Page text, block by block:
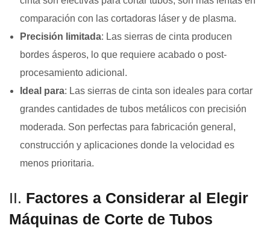
comparación con las cortadoras láser y de plasma.
Precisión limitada: Las sierras de cinta producen
bordes ásperos, lo que requiere acabado o post-
procesamiento adicional.
Ideal para: Las sierras de cinta son ideales para cortar
grandes cantidades de tubos metálicos con precisión
moderada. Son perfectas para fabricación general,
construcción y aplicaciones donde la velocidad es
menos prioritaria.
II. Factores a Considerar al Elegir
Máquinas de Corte de Tubos